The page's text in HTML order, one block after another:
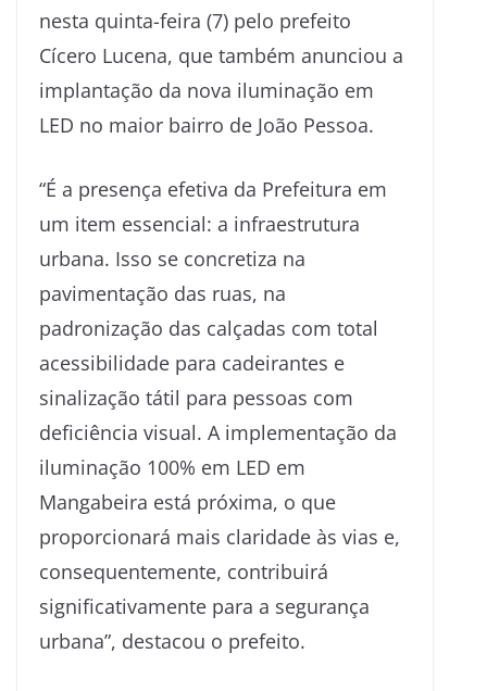
nesta quinta-feira (7) pelo prefeito
Cícero Lucena, que também anunciou a
implantação da nova iluminação em
LED no maior bairro de João Pessoa.
“É a presença efetiva da Prefeitura em
um item essencial: a infraestrutura
urbana. Isso se concretiza na
pavimentação das ruas, na
padronização das calçadas com total
acessibilidade para cadeirantes e
sinalização tátil para pessoas com
deficiência visual. A implementação da
iluminação 100% em LED em
Mangabeira está próxima, o que
proporcionará mais claridade às vias e,
consequentemente, contribuirá
significativamente para a segurança
urbana”, destacou o prefeito.